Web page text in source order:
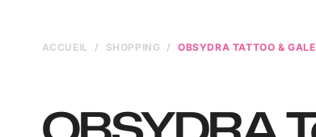
ACCUEIL SHOPPING OBSYDRA TATTOO &